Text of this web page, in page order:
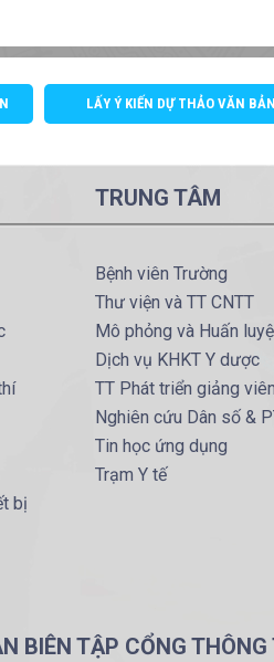
LẤY Ý KIẾN DỰ THẢO VĂN
bị
TRUNG TÂM
Bệnh viên Trường
Thư viện và TT CNTT
Mô phỏng và Huấn
Dịch vụ KHKT Y dược
TT Phát triển giảng
Nghiên cứu Dân số &
Tin học ứng dụng
Trạm Y tế
BIÊN TẬP CỔNG